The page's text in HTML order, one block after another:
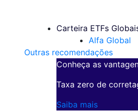
Carteira ETFs
Alfa Global
Outras recomendações
Conheça as
Taxa zero de
Saiba mais